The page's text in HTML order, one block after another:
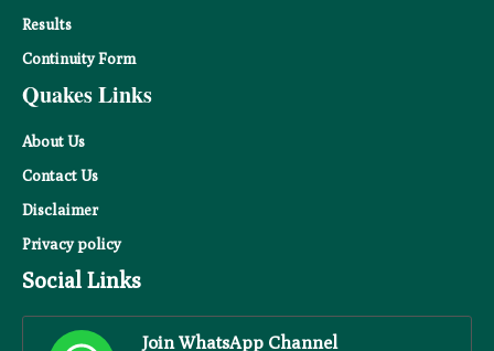
Results
Continuity Form
Quakes Links
About Us
Contact Us
Disclaimer
Privacypolicy
Social Links
Join WhatsApp Channel